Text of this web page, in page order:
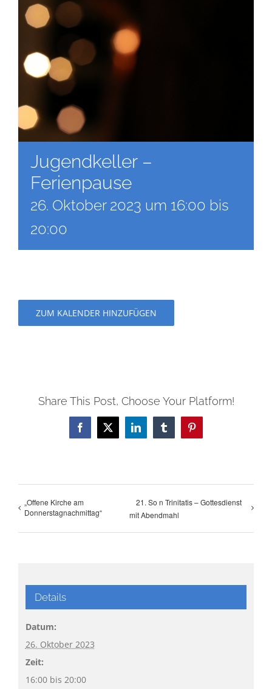
Jugendkeller –
Ferienpause
26. Oktober 2023 um 16:00 bis
20:00
ZUM KALENDER HINZUFÜGEN
Share This Post, Choose Your Platform!
Facebook
X LinkedInTumblrPinterest
„Offene Kirche am
Donnerstagnachmittag“
21. So n Trinitatis – Gottesdienst
mit Abendmahl
Details
Datum:
26. Oktober 2023
Zeit:
16:00 bis 20:00